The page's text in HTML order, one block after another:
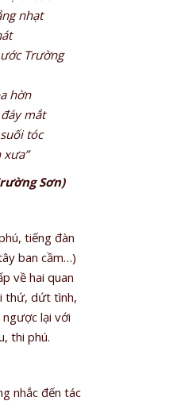
nhạt
Trường
hờn
mắt
tóc
Sơn)
tiếng đàn
ban cầm…)
về hai quan
thứ, dứt tình,
lại với
thi phú.
nhắc đến tác